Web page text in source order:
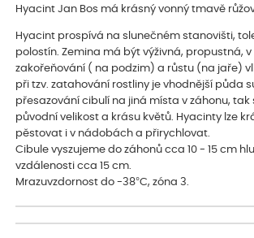
Hyacint Jan Bos má krásný vonný tmavě
Hyacint prospívá na slunečném stanovišti,
polostín. Zemina má být výživná, propustná,
zakořeňování ( na podzim) a růstu (na jaře)
při tzv. zatahování rostliny je vhodnější půda
přesazování cibulí na jiná místa v záhonu, tak
původní velikost a krásu květů. Hyacinty lze
pěstovat i v nádobách a přirychlovat.
Cibule vyszujeme do záhonů cca 10 - 15 cm
vzdálenosti cca 15 cm.
Mrazuvzdornost do -38°C, zóna 3.